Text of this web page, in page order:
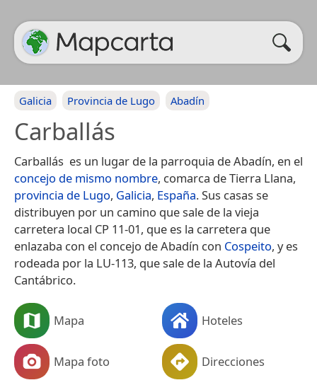
Galicia Provincia de Lugo Abadín
Carballás
Carballás​ ​ es un lugar de la parroquia de Abadín, en el
concejo de mismo nombre, comarca de Tierra Llana,
provincia de Lugo, Galicia, España. Sus casas se
distribuyen por un camino que sale de la vieja
carretera local CP 11-01, que es la carretera que
enlazaba con el concejo de Abadín con Cospeito, y es
rodeada por la LU-113, que sale de la Autovía del
Cantábrico.
Mapa Hoteles
Mapa foto Direcciones